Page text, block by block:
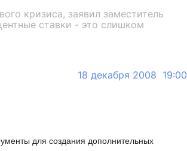
кризиса, заявил заместитель
ставки - это слишком
18 декабря 2008 19:00
для создания дополнительных